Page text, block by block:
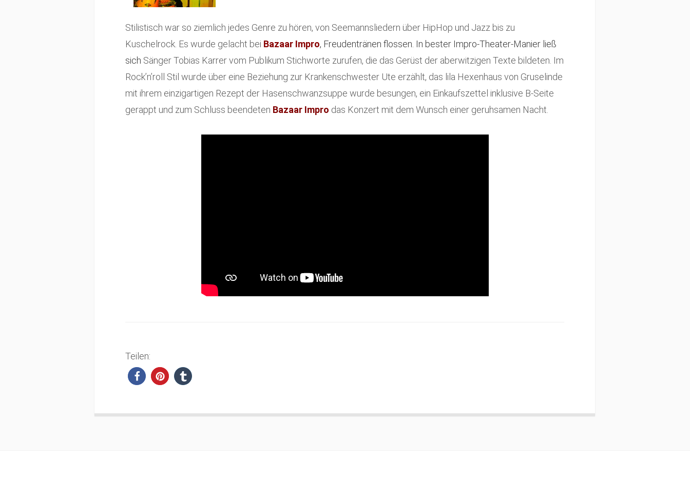
Stilistisch war so ziemlich jedes Genre zu hören, von Seemannsliedern über HipHop und Jazz bis zu
Kuschelrock. Es wurde gelacht bei Bazaar Impro, Freudentränen flossen. In bester Impro-Theater-Manier ließ
sich Sänger Tobias Karrer vom Publikum Stichworte zurufen, die das Gerüst der aberwitzigen Texte bildeten. Im
Rock’n’roll Stil wurde über eine Beziehung zur Krankenschwester Ute erzählt, das lila Hexenhaus von Gruselinde
mit ihrem einzigartigen Rezept der Hasenschwanzsuppe wurde besungen, ein Einkaufszettel inklusive B-Seite
gerappt und zum Schluss beendeten Bazaar Impro das Konzert mit dem Wunsch einer geruhsamen Nacht.
Teilen: